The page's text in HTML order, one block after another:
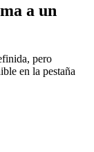
a un
pero
en la pestaña